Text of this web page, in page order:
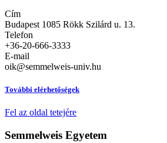
Cím
Budapest 1085 Rökk Szilárd u. 13.
Telefon
+36-20-666-3333
E-mail
oik@semmelweis-univ.hu
További elérhetőségek
Fel az oldal tetejére
Semmelweis Egyetem